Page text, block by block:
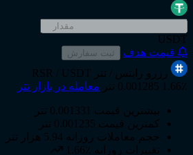
USDT
قیمت هدف
ثبت سفارش
رزرو رایتس / تتر
RSR / USDT
1.66٪ 0.001285 تتر معامله در بازار تتر
بیشترین قیمت 0.001331 تتر
کمترین قیمت 0.001235 تتر
حجم معاملات روزانه 5.94 هزار تتر
تغییرات روزانه 1.66٪